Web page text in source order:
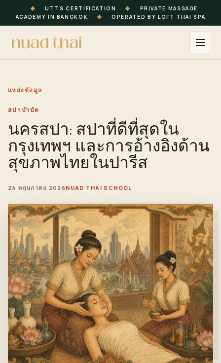
◆ UTTS CERTIFICATION ◆
PRIVATE MASSAGE
ACADEMY IN BANGKOK
◆ OPERATED BY LOFT THAI SPA
แหล่งข้อมูล
สปาบำบัด
นครสปา: สปาที่ดีที่สุดใน
กรุงเทพฯ และการอ้างอิงด้าน
สุขภาพไทยในปารีส
24 พฤษภาคม 2026NUAD THAI SCHOOL